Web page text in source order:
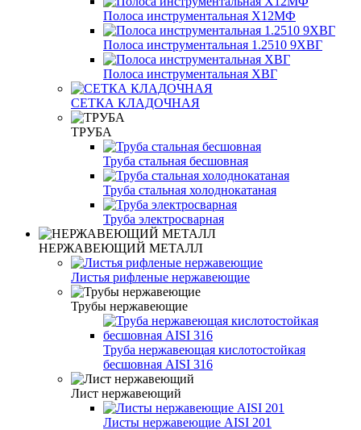
Полоса инструментальная Х12МФ
Полоса инструментальная 1.2510 9ХВГ
Полоса инструментальная ХВГ
СЕТКА КЛАДОЧНАЯ
ТРУБА
Труба стальная бесшовная
Труба стальная холоднокатаная
Труба электросварная
НЕРЖАВЕЮЩИЙ МЕТАЛЛ
Листья рифленые нержавеющие
Трубы нержавеющие
Труба нержавеющая кислотостойкая
бесшовная AISI 316
Лист нержавеющий
Листы нержавеющие AISI 201